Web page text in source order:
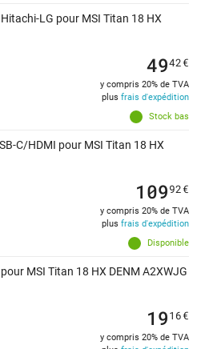
LG pour MSI Titan 18 HX
Stock bas
4942€
y compris 20% de TVA
plus frais d'expédition
C/HDMI pour MSI Titan 18 HX
Disponible
10992€
y compris 20% de TVA
plus frais d'expédition
MSI Titan 18 HX DENM A2XWJG
1916€
y compris 20% de TVA